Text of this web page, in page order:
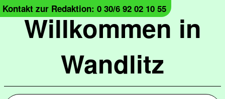
Willkommen in
Wandlitz
Kontakt zur Redaktion: 0 30/6 92 02 10 55